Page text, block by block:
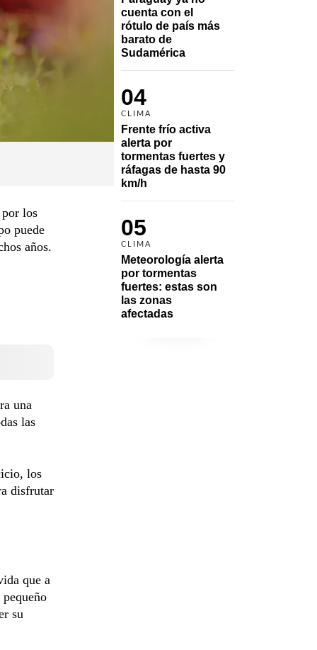
cuenta con el
rótulo de país más
barato de
Sudamérica
04
CLIMA
Frente frío activa
alerta por
tormentas fuertes y
ráfagas de hasta 90
km/h
05
CLIMA
Meteorología alerta
por tormentas
fuertes: estas son
las zonas
afectadas
por los
puede
años.
una
las
los
disfrutar
que a
su